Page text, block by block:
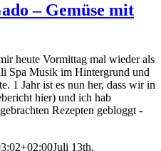
– Gemüse mit
heute Vormittag mal wieder als
Spa Musik im Hintergrund und
1 Jahr ist es nun her, dass wir in
hier) und ich hab
Rezepten gebloggt -
Juli 13th,